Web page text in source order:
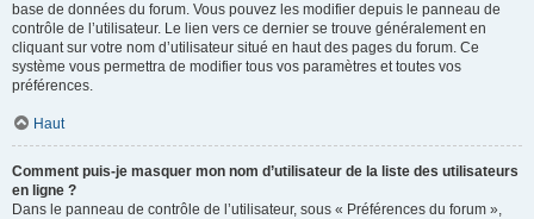
base de données du forum. Vous pouvez les modifier depuis le panneau de
contrôle de l’utilisateur. Le lien vers ce dernier se trouve généralement en
cliquant sur votre nom d’utilisateur situé en haut des pages du forum. Ce
système vous permettra de modifier tous vos paramètres et toutes vos
préférences.
Haut
Comment puis-je masquer mon nom d’utilisateur de la liste des utilisateurs
en ligne ?
Dans le panneau de contrôle de l’utilisateur, sous « Préférences du forum »,